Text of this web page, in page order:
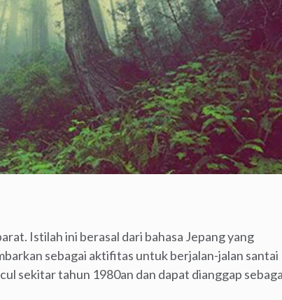
Istilah ini berasal dari bahasa Jepang yang
sebagai aktifitas untuk berjalan-jalan santai
sekitar tahun 1980an dan dapat dianggap